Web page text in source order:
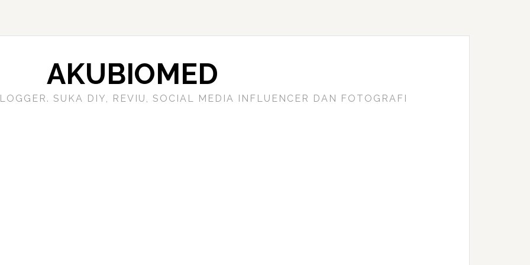
AKUBIOMED
SUKA DIY, REVIU, SOCIAL MEDIA INFLUENCER DAN FOTOGRAFI